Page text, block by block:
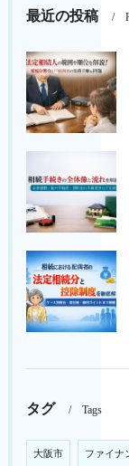
最近の投稿
タグ Tags
大阪市 ファイナ